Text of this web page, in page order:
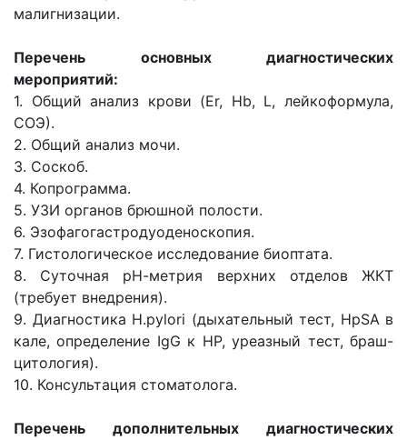
малигнизации.
Перечень основных диагностических
мероприятий:
1. Общий анализ крови (Er, Hb, L, лейкоформула,
СОЭ).
2. Общий анализ мочи.
3. Соскоб.
4. Копрограмма.
5. УЗИ органов брюшной полости.
6. Эзофагогастродуоденоскопия.
7. Гистологическое исследование биоптата.
8. Суточная рН-метрия верхних отделов ЖКТ
(требует внедрения).
9. Диагностика H.pylori (дыхательный тест, HpSA в
кале, определение IgG к НР, уреазный тест, браш-
цитология).
10. Консультация стоматолога.
Перечень дополнительных диагностических